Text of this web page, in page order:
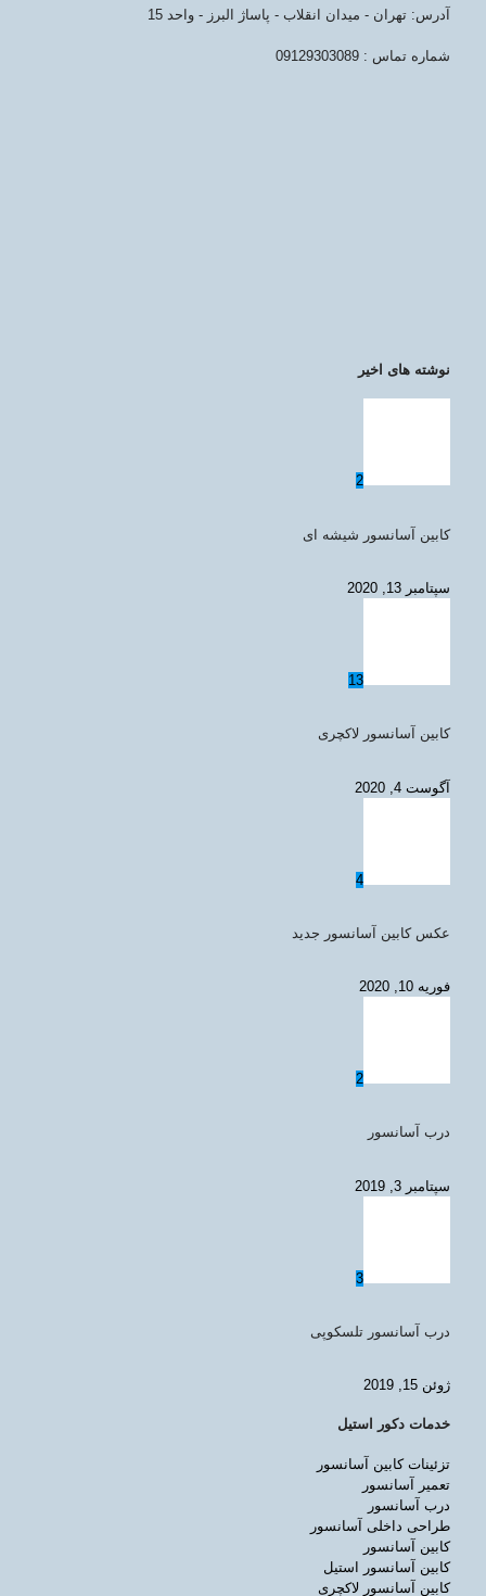
آدرس: تهران - میدان انقلاب - پاساژ البرز - واحد 15
شماره تماس : 09129303089
نوشته های اخیر
2
کابین آسانسور شیشه ای
سپتامبر 13, 2020
13
کابین آسانسور لاکچری
آگوست 4, 2020
4
عکس کابین آسانسور جدید
فوریه 10, 2020
2
درب آسانسور
سپتامبر 3, 2019
3
درب آسانسور تلسکوپی
ژوئن 15, 2019
خدمات دکور استیل
تزئینات کابین آسانسور
تعمیر آسانسور
درب آسانسور
طراحی داخلی آسانسور
کابین آسانسور
کابین آسانسور استیل
کابین آسانسور لاکچری